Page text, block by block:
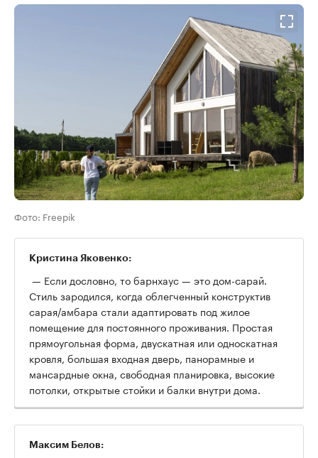
Фото: Freepik
Кристина Яковенко:
— Если дословно, то барнхаус — это дом-сарай.
Стиль зародился, когда облегченный конструктив
сарая/амбара стали адаптировать под жилое
помещение для постоянного проживания. Простая
прямоугольная форма, двускатная или односкатная
кровля, большая входная дверь, панорамные и
мансардные окна, свободная планировка, высокие
потолки, открытые стойки и балки внутри дома.
Максим Белов: